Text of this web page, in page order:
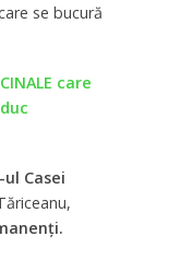
se bucură
care
Casei